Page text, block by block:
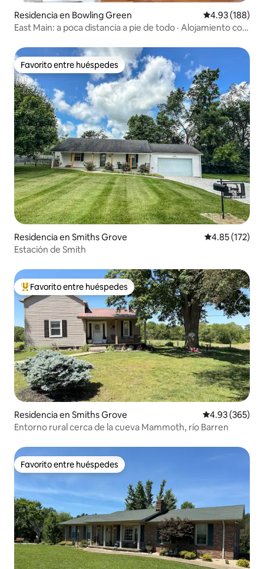
Residencia en Bowling Green Calificación
4.93 (188)
East Main: a poca distancia a pie de todo · Alojamiento con
Favorito entre huéspedes
Favorito entre huéspedes
Residencia en Smiths Grove Calificación
4.85 (172)
Estación de Smith
De los mejores en Favorito entre huéspedes
Favorito entre huéspedes
Residencia en Smiths Grove Calificación
4.93 (365)
Entorno rural cerca de la cueva Mammoth, río Barren
Favorito entre huéspedes
Favorito entre huéspedes